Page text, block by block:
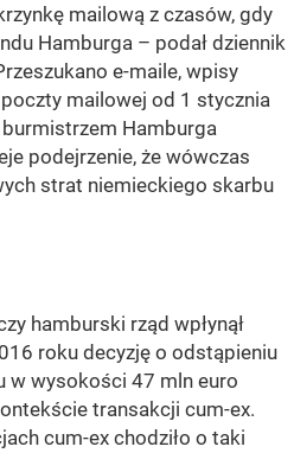
mailową z czasów, gdy
Hamburga – podał dziennik
e-maile, wpisy
mailowej od 1 stycznia
burmistrzem Hamburga
podejrzenie, że wówczas
strat niemieckiego skarbu
hamburski rząd wpłynął
roku decyzję o odstąpieniu
w wysokości 47 mln euro
transakcji cum-ex.
cum-ex chodziło o taki